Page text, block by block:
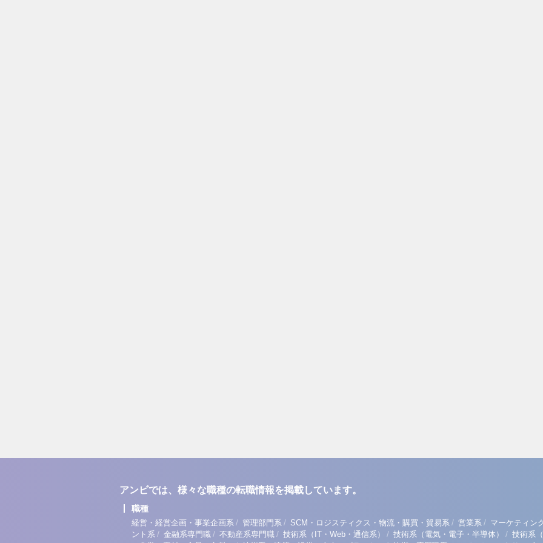
アンビでは、様々な職種の転職情報を掲載しています。
職種
経営・経営企画・事業企画系 / 管理部門系 / SCM・ロジスティクス・物流・購買・貿易系 / 営業系 / マーケティン
ント系 / 金融系専門職 / 不動産系専門職 / 技術系（IT・Web・通信系） / 技術系（電気・電子・半導体） / 技術系